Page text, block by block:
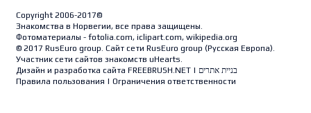
Copyright 2006-2017©
Знакомства в Норвегии, все права защищены.
Фотоматериалы - fotolia.com, iclipart.com, wikipedia.org
© 2017 RusEuro group. Сайт сети RusEuro group (Русская Европа).
Участник сети сайтов знакомств uHearts.
Дизайн и разработка сайта FREEBRUSH.NET| בניית אתרים
Правила пользования | Ограничения ответственности